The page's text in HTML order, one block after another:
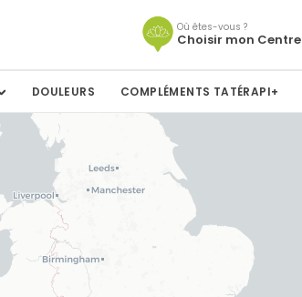
Où êtes-vous ?
Choisir mon Centre
DOULEURS COMPLÉMENTS TATÉRAPI+